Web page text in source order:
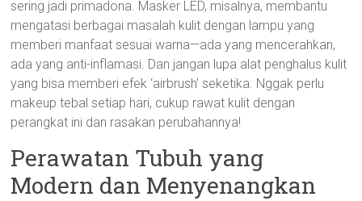
sering jadi primadona. Masker LED, misalnya, membantu
mengatasi berbagai masalah kulit dengan lampu yang
memberi manfaat sesuai warna—ada yang mencerahkan,
ada yang anti-inflamasi. Dan jangan lupa alat penghalus kulit
yang bisa memberi efek ‘airbrush’ seketika. Nggak perlu
makeup tebal setiap hari, cukup rawat kulit dengan
perangkat ini dan rasakan perubahannya!
Perawatan Tubuh yang
Modern dan Menyenangkan